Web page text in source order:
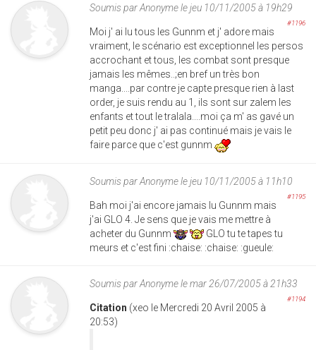
Soumis parAnonymele jeu 10/11/2005 à 19h29
#1196
Moi j' ai lu tous les Gunnm et j' adore mais
vraiment, le scénario est exceptionnel les persos
accrochant et tous, les combat sont presque
jamais les mêmes..;en bref un très bon
manga....par contre je capte presque rien à last
order, je suis rendu au 1, ils sont sur zalem les
enfants et tout le tralala....moi ça m' as gavé un
petit peu donc j' ai pas continué mais je vais le
faire parce que c'est gunnm
Soumis parAnonymele jeu 10/11/2005 à 11h10
#1195
Bah moi j'ai encore jamais lu Gunnm mais
j'ai GLO 4. Je sens que je vais me mettre à
acheter du Gunnm
GLO tu te tapes tu
meurs et c'est fini :chaise: :chaise: :gueule:
Soumis parAnonymele mar 26/07/2005 à 21h33
#1194
Citation (xeo le Mercredi 20 Avril 2005 à
20:53)